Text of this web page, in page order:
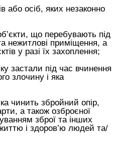
або осіб, яких незаконно
що перебувають під
нежитлові приміщення, а
у разі їх захоплення;
застали під час вчинення
злочину і яка
чинить збройний опір,
а також озброєної
зброї та інших
і здоров’ю людей та/